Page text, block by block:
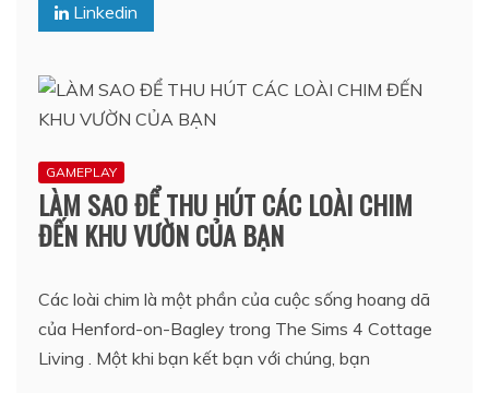
Linkedin
GAMEPLAY
LÀM SAO ĐỂ THU HÚT CÁC LOÀI CHIM
ĐẾN KHU VƯỜN CỦA BẠN
Các loài chim là một phần của cuộc sống hoang dã
của Henford-on-Bagley trong The Sims 4 Cottage
Living . Một khi bạn kết bạn với chúng, bạn